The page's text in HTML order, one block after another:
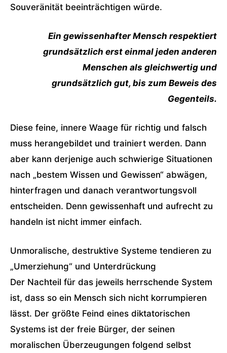
Souveränität beeinträchtigen würde.
Ein gewissenhafter Mensch respektiert
grundsätzlich erst einmal jeden anderen
Menschen als gleichwertig und
grundsätzlich gut, bis zum Beweis des
Gegenteils.
Diese feine, innere Waage für richtig und falsch
muss herangebildet und trainiert werden. Dann
aber kann derjenige auch schwierige Situationen
nach „bestem Wissen und Gewissen“ abwägen,
hinterfragen und danach verantwortungsvoll
entscheiden. Denn gewissenhaft und aufrecht zu
handeln ist nicht immer einfach.
Unmoralische, destruktive Systeme tendieren zu
„Umerziehung“ und Unterdrückung
Der Nachteil für das jeweils herrschende System
ist, dass so ein Mensch sich nicht korrumpieren
lässt. Der größte Feind eines diktatorischen
Systems ist der freie Bürger, der seinen
moralischen Überzeugungen folgend selbst